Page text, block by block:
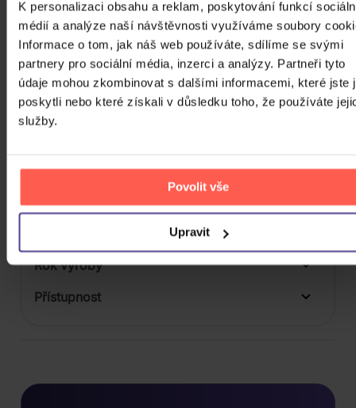
K personalizaci obsahu a reklam, poskytování funkcí
médií a analýze naší návštěvnosti využíváme soubory
Informace o tom, jak náš web používáte, sdílíme se svými
partnery pro sociální média, inzerci a analýzy. Partneři tyto
údaje mohou zkombinovat s dalšími informacemi, které jste
poskytli nebo které získali v důsledku toho, že používáte
služby.
Povolit vše
Upravit
Počet BD
Počet vinyl
Počet KiT
Balení média
Počet Platform Album
Zvuk
Rok výroby
Přístupnost